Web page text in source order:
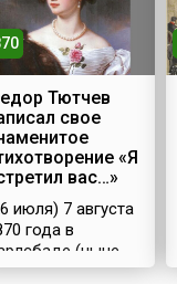
Тютчев
свое
«Я
вас…»
июля) 7 августа
года в
(ныне
Вары)